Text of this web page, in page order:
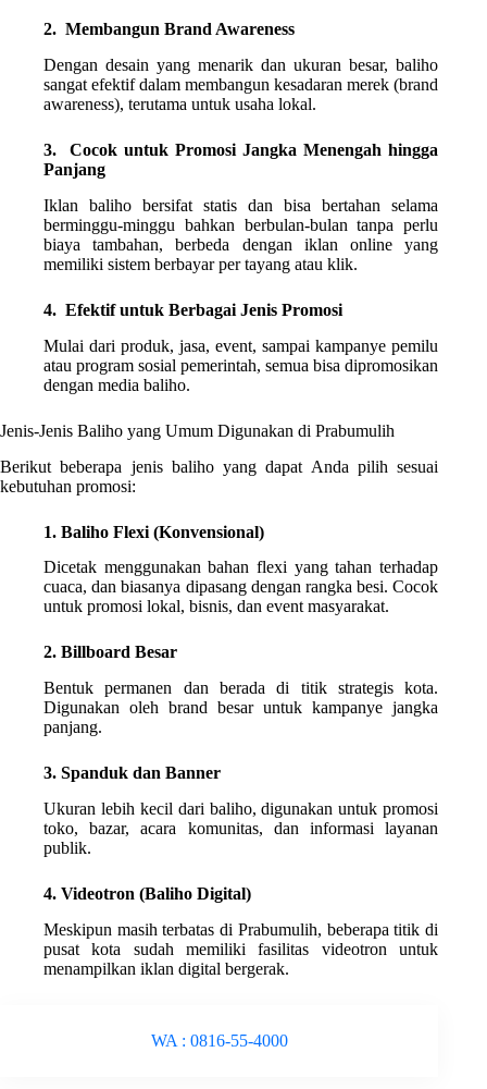
2. Membangun Brand Awareness
Dengan desain yang menarik dan ukuran besar, baliho
sangat efektif dalam membangun kesadaran merek (brand
awareness), terutama untuk usaha lokal.
3. Cocok untuk Promosi Jangka Menengah hingga
Panjang
Iklan baliho bersifat statis dan bisa bertahan selama
berminggu-minggu bahkan berbulan-bulan tanpa perlu
biaya tambahan, berbeda dengan iklan online yang
memiliki sistem berbayar per tayang atau klik.
4. Efektif untuk Berbagai Jenis Promosi
Mulai dari produk, jasa, event, sampai kampanye pemilu
atau program sosial pemerintah, semua bisa dipromosikan
dengan media baliho.
Jenis-Jenis Baliho yang Umum Digunakan di Prabumulih
Berikut beberapa jenis baliho yang dapat Anda pilih sesuai
kebutuhan promosi:
1. Baliho Flexi (Konvensional)
Dicetak menggunakan bahan flexi yang tahan terhadap
cuaca, dan biasanya dipasang dengan rangka besi. Cocok
untuk promosi lokal, bisnis, dan event masyarakat.
2. Billboard Besar
Bentuk permanen dan berada di titik strategis kota.
Digunakan oleh brand besar untuk kampanye jangka
panjang.
3. Spanduk dan Banner
Ukuran lebih kecil dari baliho, digunakan untuk promosi
toko, bazar, acara komunitas, dan informasi layanan
publik.
4. Videotron (Baliho Digital)
Meskipun masih terbatas di Prabumulih, beberapa titik di
pusat kota sudah memiliki fasilitas videotron untuk
menampilkan iklan digital bergerak.
WA : 0816-55-4000